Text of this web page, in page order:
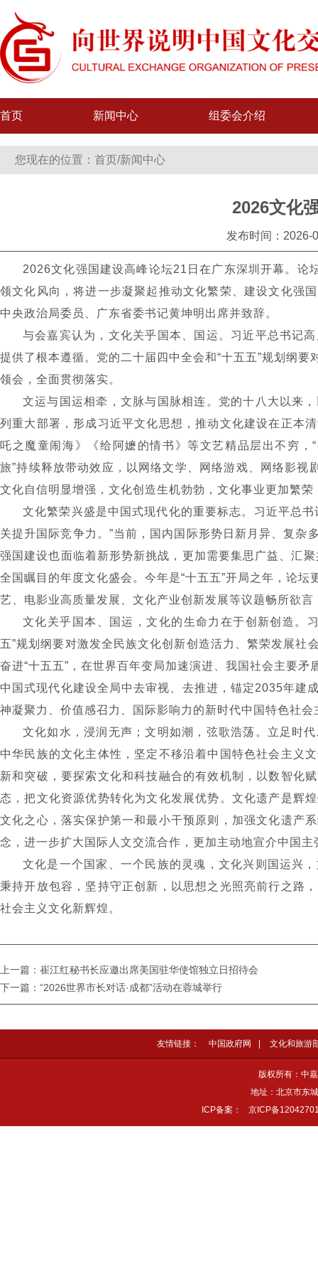
首页 新闻中心 组委会介绍
您现在的位置：首页/新闻中心
2026文化
发布时间：2026-
2026文化强国建设高峰论坛21 日在广东深圳开幕。论
领文化风向，将进一步凝聚起推动文化繁荣、建设文化强
中央政治局委员、广东省委书记黄坤明出席并致辞。
与会嘉宾认为，文化关乎国本、国运。习近平总书记
提供了根本遵循。党的二十届四中全会和“十五五”规划纲要
领会，全面贯彻落实。
文运与国运相牵，文脉与国脉相连。党的十八大以来
列重大部署，形成习近平文化思想，推动文化建设在正本
吒之魔童闹海》《给阿嬷的情书》等文艺精品层出不穷，“
旅”持续释放带动效应，以网络文学、网络游戏、网络影视
文化自信明显增强，文化创造生机勃勃，文化事业更加繁
文化繁荣兴盛是中国式现代化的重要标志。习近平总书
关提升国际竞争力。 ”当前，国内国际形势日新月异、复杂
强国建设也面临着新形势新挑战，更加需要集思广益、汇
全国瞩目的年度文化盛会。今年是“十五五”开局之年，论坛
艺、电影业高质量发展、文化产业创新发展等议题畅所欲言
文化关乎国本、国运，文化的生命力在于创新创造。
五”规划纲要对激发全民族文化创新创造活力、繁荣发展社
奋进“十五五” ，在世界百年变局加速演进、我国社会主要
中国式现代化建设全局中去审视、去推进，锚定2035年建
神凝聚力、价值感召力、国际影响力的新时代中国特色社
文化如水，浸润无声；文明如潮，弦歌浩荡。立足时
中华民族的文化主体性，坚定不移沿着中国特色社会主义
新和突破，要探索文化和科技融合的有效机制，以数智化
态，把文化资源优势转化为文化发展优势。文化遗产是辉
文化之心，落实保护第一和最小干预原则，加强文化遗产
念，进一步扩大国际人文交流合作，更加主动地宣介中国
文化是一个国家、一个民族的灵魂，文化兴则国运兴
秉持开放包容，坚持守正创新，以思想之光照亮前行之路
社会主义文化新辉煌。
上一篇：崔江红秘书长应邀出席美国驻华使馆独立日招待会
下一篇：“2026世界市长对话·成都”活动在蓉城举行
友情链接： 中国政府网 文化和旅游
版权所有：中
地址：北京市东
ICP备案：
京ICP备